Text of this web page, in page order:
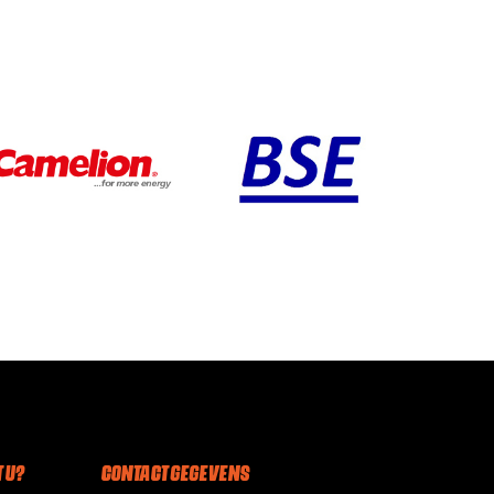
U? CONTACT GEGEVENS